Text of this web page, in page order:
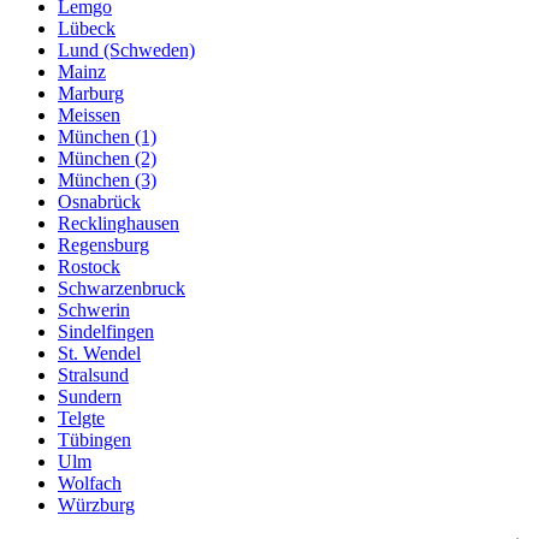
Lemgo
Lübeck
Lund (Schweden)
Mainz
Marburg
Meissen
München (1)
München (2)
München (3)
Osnabrück
Recklinghausen
Regensburg
Rostock
Schwarzenbruck
Schwerin
Sindelfingen
St. Wendel
Stralsund
Sundern
Telgte
Tübingen
Ulm
Wolfach
Würzburg